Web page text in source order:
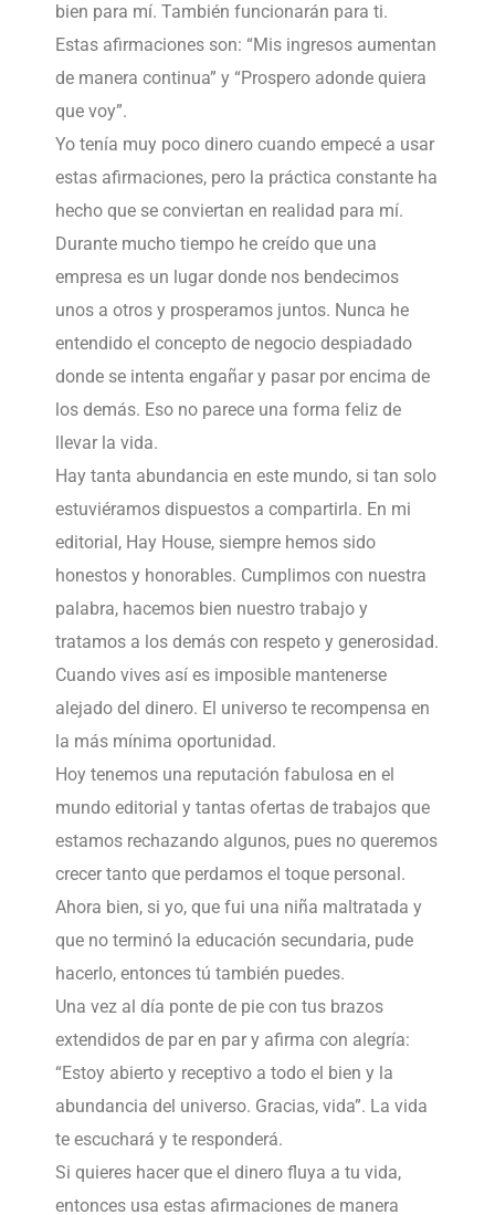
bien para mí. También funcionarán para ti.
Estas afirmaciones son: “Mis ingresos aumentan
de manera continua” y “Prospero adonde quiera
que voy”.
Yo tenía muy poco dinero cuando empecé a usar
estas afirmaciones, pero la práctica constante ha
hecho que se conviertan en realidad para mí.
Durante mucho tiempo he creído que una
empresa es un lugar donde nos bendecimos
unos a otros y prosperamos juntos. Nunca he
entendido el concepto de negocio despiadado
donde se intenta engañar y pasar por encima de
los demás. Eso no parece una forma feliz de
llevar la vida.
Hay tanta abundancia en este mundo, si tan solo
estuviéramos dispuestos a compartirla. En mi
editorial, Hay House, siempre hemos sido
honestos y honorables. Cumplimos con nuestra
palabra, hacemos bien nuestro trabajo y
tratamos a los demás con respeto y generosidad.
Cuando vives así es imposible mantenerse
alejado del dinero. El universo te recompensa en
la más mínima oportunidad.
Hoy tenemos una reputación fabulosa en el
mundo editorial y tantas ofertas de trabajos que
estamos rechazando algunos, pues no queremos
crecer tanto que perdamos el toque personal.
Ahora bien, si yo, que fui una niña maltratada y
que no terminó la educación secundaria, pude
hacerlo, entonces tú también puedes.
Una vez al día ponte de pie con tus brazos
extendidos de par en par y afirma con alegría:
“Estoy abierto y receptivo a todo el bien y la
abundancia del universo. Gracias, vida”. La vida
te escuchará y te responderá.
Si quieres hacer que el dinero fluya a tu vida,
entonces usa estas afirmaciones de manera